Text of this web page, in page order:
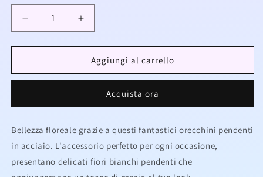
Diminuisci
quantità
per
fiore
acciaio
Aumenta
quantità
per
Orecchini
fiore
acciaio
Aggiungi al carrello
Acquista ora
Bellezza floreale grazie a questi fantastici orecchini pendenti
in acciaio. L'accessorio perfetto per ogni occasione,
presentano delicati fiori bianchi pendenti che